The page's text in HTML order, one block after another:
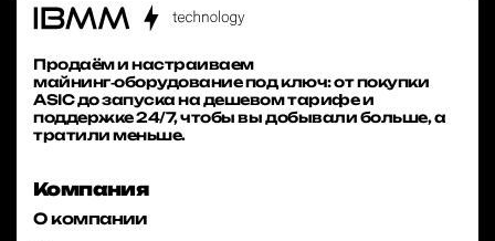
Продаём и настраиваем
майнинг‑оборудование под ключ: от покупки
ASIC до запуска на дешевом тарифе и
поддержке 24/7, чтобы вы добывали больше, а
тратили меньше.
Компания
О компании